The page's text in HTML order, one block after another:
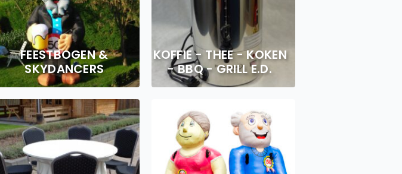
FEESTBOGEN &
SKYDANCERS
KOFFIE - THEE - KOKEN
- BBQ - GRILL E.D.